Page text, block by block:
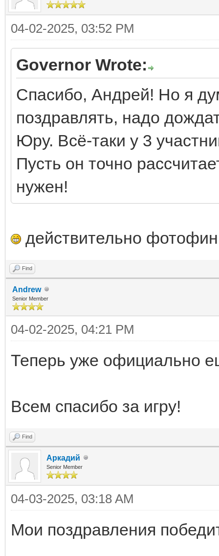
04-02-2025, 03:52 PM
Governor Wrote:
Спасибо, Андрей! Но я
поздравлять, надо
Юру. Всё-таки у 3
Пусть он точно
нужен!
действительно
Find
Andrew
Senior Member
04-02-2025, 04:21 PM
Теперь уже официально
Всем спасибо за игру!
Find
Аркадий
Senior Member
04-03-2025, 03:18 AM
Мои поздравления